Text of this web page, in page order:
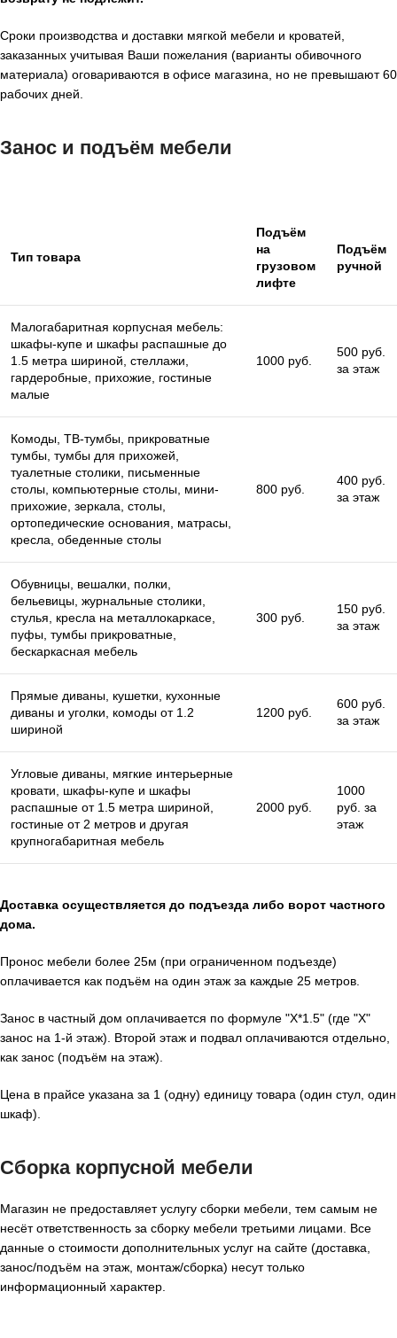
Сроки производства и доставки мягкой мебели и кроватей,
заказанных учитывая Ваши пожелания (варианты обивочного
материала) оговариваются в офисе магазина, но не превышают 60
рабочих дней.
Занос и подъём мебели
Тип товара
Подъём
на
грузовом
лифте
Подъём
ручной
Малогабаритная корпусная мебель:
шкафы-купе и шкафы распашные до
1.5 метра шириной, стеллажи,
гардеробные, прихожие, гостиные
малые
1000 руб.
500 руб.
за этаж
Комоды, ТВ-тумбы, прикроватные
тумбы, тумбы для прихожей,
туалетные столики, письменные
столы, компьютерные столы, мини-
прихожие, зеркала, столы,
ортопедические основания, матрасы,
кресла, обеденные столы
800 руб.
400 руб.
за этаж
Обувницы, вешалки, полки,
бельевицы, журнальные столики,
стулья, кресла на металлокаркасе,
пуфы, тумбы прикроватные,
бескаркасная мебель
300 руб.
150 руб.
за этаж
Прямые диваны, кушетки, кухонные
диваны и уголки, комоды от 1.2
шириной
1200 руб.
600 руб.
за этаж
Угловые диваны, мягкие интерьерные
кровати, шкафы-купе и шкафы
распашные от 1.5 метра шириной,
гостиные от 2 метров и другая
крупногабаритная мебель
2000 руб.
1000
руб. за
этаж
Доставка осуществляется до подъезда либо ворот частного
дома.
Пронос мебели более 25м (при ограниченном подъезде)
оплачивается как подъём на один этаж за каждые 25 метров.
Занос в частный дом оплачивается по формуле "X*1.5" (где "X"
занос на 1-й этаж). Второй этаж и подвал оплачиваются отдельно,
как занос (подъём на этаж).
Цена в прайсе указана за 1 (одну) единицу товара (один стул, один
шкаф).
Сборка корпусной мебели
Магазин не предоставляет услугу сборки мебели, тем самым не
несёт ответственность за сборку мебели третьими лицами. Все
данные о стоимости дополнительных услуг на сайте (доставка,
занос/подъём на этаж, монтаж/сборка) несут только
информационный характер.